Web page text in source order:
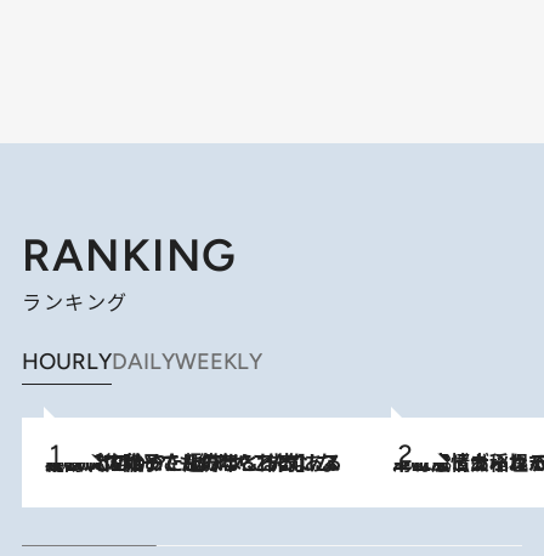
RANKING
ランキング
HOURLYDAILYWEEKLY
2026.8.5
【阿川佐和子さんの年とる力】なぜ70代で始めた趣味は“こんなに楽しい”のか？ ピアノ、俳句…スランプに陥っても続けられる“ある秘訣”とは 2026.8.5
下町風情あふれる台北屈指の人気エリア・大稲埕でセンスのいい台湾土産《ヴ